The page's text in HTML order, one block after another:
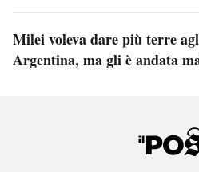
Milei voleva dare più terre
Argentina, ma gli è andata